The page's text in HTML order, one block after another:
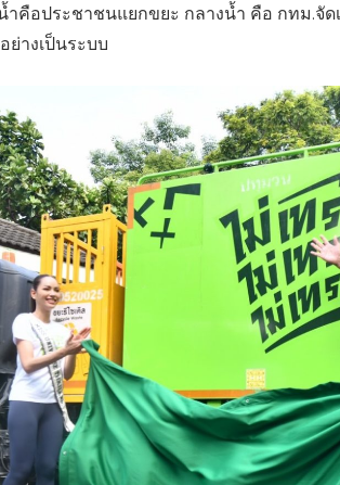
คือประชาชนแยกขยะ กลางน้ำ คือ กทม.จั
างเป็นระบบ